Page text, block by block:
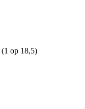
(1 op 18,5)